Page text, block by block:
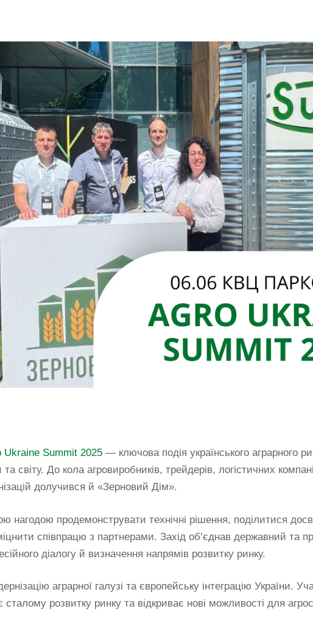
Ukraine Summit 2025 — ключова подія українського аграрного
світу. До кола агровиробників, трейдерів, логістичних
долучився й «Зерновий Дім».
нагодою продемонструвати технічні рішення, поділитися
співпрацю з партнерами. Захід об’єднав державний та
діалогу й визначення напрямів розвитку ринку.
аграрної галузі та європейську інтеграцію України.
розвитку ринку та відкриває нові можливості для